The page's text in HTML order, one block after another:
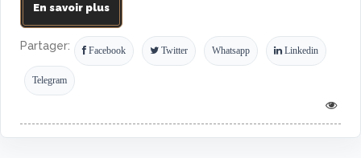
En savoir plus
Partager: Facebook Twitter Whatsapp Linkedin
Telegram